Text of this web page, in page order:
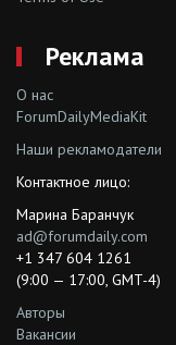
Реклама
О нас
ForumDailyMediaKit
Наши рекламодатели
Контактное лицо:
Марина Баранчук
ad@forumdaily.com
+1 347 604 1261
(9:00 — 17:00, GMT-4)
Авторы
Вакансии